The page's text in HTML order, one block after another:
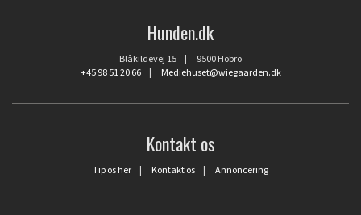
Hunden.dk
Blåkildevej 15 | 9500 Hobro
+45 98 51 20 66| Mediehuset@wiegaarden.dk
Kontakt os
Tip os her | Kontakt os | Annoncering